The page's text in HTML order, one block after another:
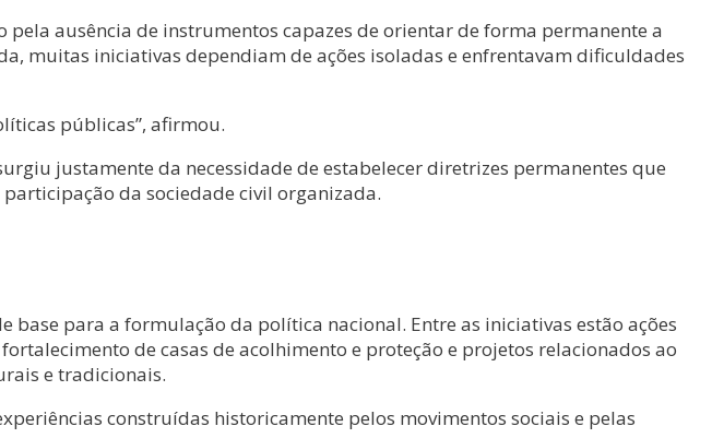
ausência de instrumentos capazes de orientar de forma permanente a
muitas iniciativas dependiam de ações isoladas e enfrentavam dificuldades
públicas”, afirmou.
justamente da necessidade de estabelecer diretrizes permanentes que
da sociedade civil organizada.
para a formulação da política nacional. Entre as iniciativas estão ações
de casas de acolhimento e proteção e projetos relacionados ao
e tradicionais.
construídas historicamente pelos movimentos sociais e pelas